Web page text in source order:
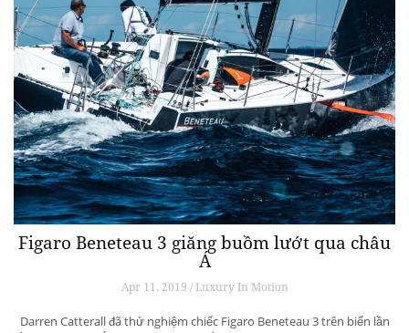
Figaro Beneteau 3 giăng buồm lướt qua châu
Á
Apr 11, 2019 / Luxury In Motion
Darren Catterall đã thử nghiệm chiếc Figaro Beneteau 3 trên biển lần